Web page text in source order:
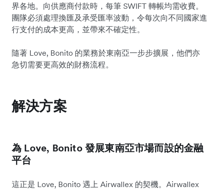
界各地。向供應商付款時，每筆 SWIFT 轉帳均需收費。
團隊必須處理換匯及承受匯率波動，令每次向不同國家進
行支付的成本更高，並帶來不確定性。
隨著 Love, Bonito 的業務於東南亞一步步擴展，他們亦
急切需要更高效的財務流程。
解決方案
為 Love, Bonito 發展東南亞市場而設的金融
平台
這正是 Love, Bonito 遇上 Airwallex 的契機。Airwallex